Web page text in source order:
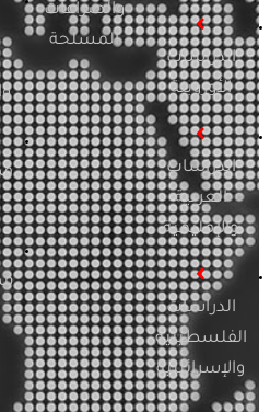
الدراسات
الأوروبية
الدراسات
العربية
والإقليمية
الدراسات
الفلسطينية
والإسرائيلية
والصراعات
المسلحة